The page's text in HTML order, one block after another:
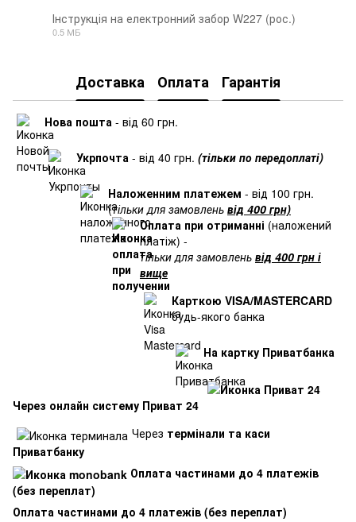
Інструкція на електронний забор W227 (рос.)
0.5 МБ
Доставка Оплата Гарантія
Нова пошта - від 60 грн.
Укрпочта - від 40 грн. (тільки по передоплаті)
Наложенним платежем - від 100 грн.
(тільки для замовлень від 400 грн)
Оплата при отриманні (наложений
платіж) -
тільки для замовлень від 400 грн і
вище
Карткою VISA/MASTERCARD
будь-якого банка
На картку Приватбанка
Через онлайн систему Приват 24
Через термінали та каси
Приватбанку
Оплата частинами до 4 платежів
(без переплат)
Оплата частинами до 4 платежів (без переплат)